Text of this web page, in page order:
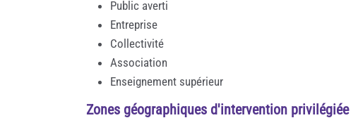
Public averti
Entreprise
Collectivité
Association
Enseignement supérieur
Zones géographiques d'intervention privilégiée